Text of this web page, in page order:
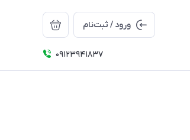
ورود / ثبت‌نام
09123941837